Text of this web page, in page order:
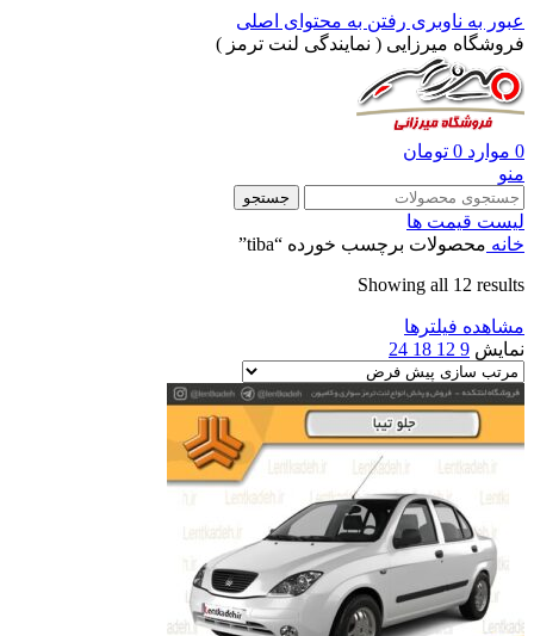
عبور به ناوبری رفتن به محتوای اصلی
فروشگاه میرزایی ( نمایندگی لنت ترمز )
0 موارد 0 تومان
منو
جستجو
لیست قیمت ها
خانه محصولات برچسب خورده “tiba”
Showing all 12 results
مشاهده فیلترها
نمایش 9
12
18
24